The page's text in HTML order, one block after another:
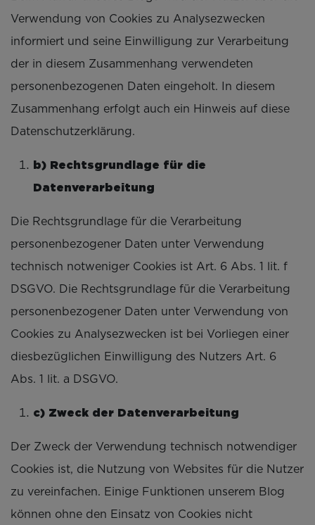
Verwendung von Cookies zu Analysezwecken
informiert und seine Einwilligung zur Verarbeitung
der in diesem Zusammenhang verwendeten
personenbezogenen Daten eingeholt. In diesem
Zusammenhang erfolgt auch ein Hinweis auf diese
Datenschutzerklärung.
b) Rechtsgrundlage für die
Datenverarbeitung
Die Rechtsgrundlage für die Verarbeitung
personenbezogener Daten unter Verwendung
technisch notweniger Cookies ist Art. 6 Abs. 1 lit. f
DSGVO. Die Rechtsgrundlage für die Verarbeitung
personenbezogener Daten unter Verwendung von
Cookies zu Analysezwecken ist bei Vorliegen einer
diesbezüglichen Einwilligung des Nutzers Art. 6
Abs. 1 lit. a DSGVO.
c) Zweck der Datenverarbeitung
Der Zweck der Verwendung technisch notwendiger
Cookies ist, die Nutzung von Websites für die Nutzer
zu vereinfachen. Einige Funktionen unserem Blog
können ohne den Einsatz von Cookies nicht